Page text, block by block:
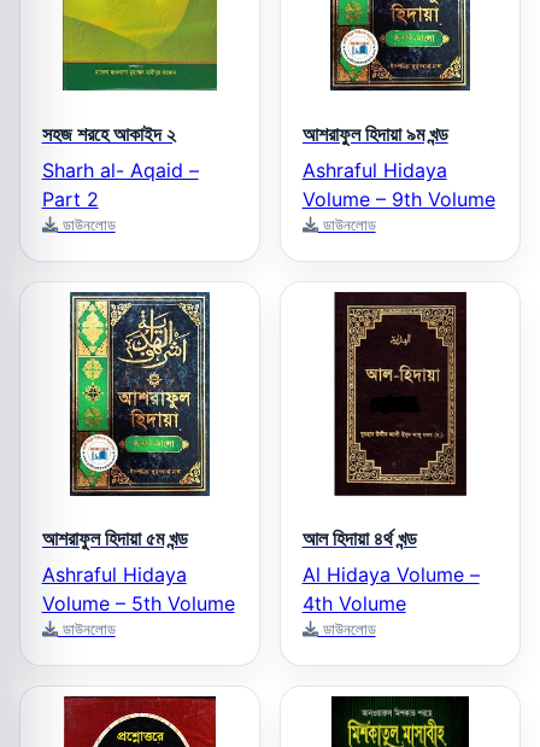
সহজ শরহে আকাইদ ২
Sharh al- Aqaid –
Part 2
ডাউনলোড
আশরাফুল হিদায়া ৯ম খন্ড
Ashraful Hidaya
Volume – 9th Volume
ডাউনলোড
আশরাফুল হিদায়া ৫ম খন্ড
Ashraful Hidaya
Volume – 5th Volume
ডাউনলোড
আল হিদায়া ৪র্থ খন্ড
Al Hidaya Volume –
4th Volume
ডাউনলোড